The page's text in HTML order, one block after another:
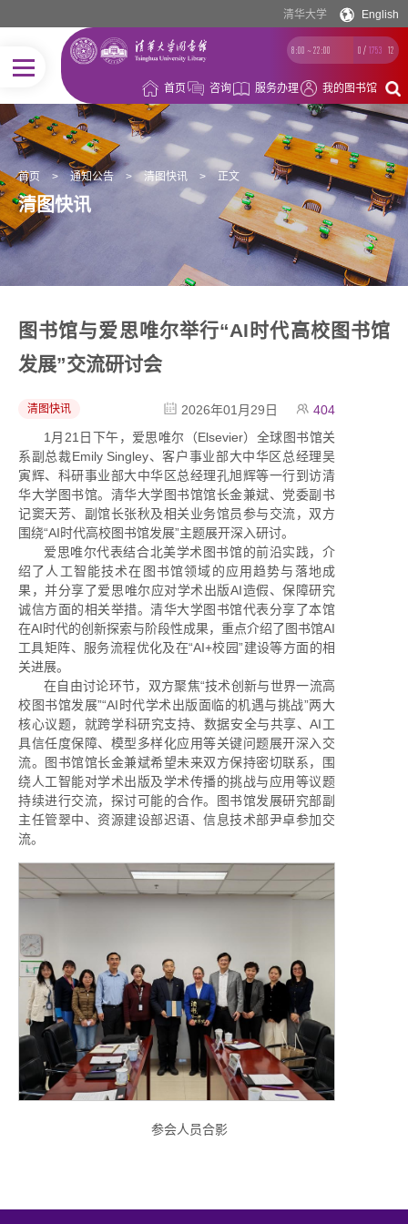
清华大学 English
8:00 ~ 22:00 0 / 1753 12
首页 咨询 服务办理 我的图书馆
首页 > 通知公告 > 清图快讯 > 正文
清图快讯
图书馆与爱思唯尔举行“AI时代高校图书馆
发展”交流研讨会
清图快讯 404
2026年01月29日
1月21日下午，爱思唯尔（Elsevier）全球图书馆关
系副总裁Emily Singley、客户事业部大中华区总经理吴
寅辉、科研事业部大中华区总经理孔旭辉等一行到访清
华大学图书馆。清华大学图书馆馆长金兼斌、党委副书
记窦天芳、副馆长张秋及相关业务馆员参与交流，双方
围绕“AI时代高校图书馆发展”主题展开深入研讨。
爱思唯尔代表结合北美学术图书馆的前沿实践，介
绍了人工智能技术在图书馆领域的应用趋势与落地成
果，并分享了爱思唯尔应对学术出版AI造假、保障研究
诚信方面的相关举措。清华大学图书馆代表分享了本馆
在AI时代的创新探索与阶段性成果，重点介绍了图书馆AI
工具矩阵、服务流程优化及在“AI+校园”建设等方面的相
关进展。
在自由讨论环节，双方聚焦“技术创新与世界一流高
校图书馆发展”“AI时代学术出版面临的机遇与挑战”两大
核心议题，就跨学科研究支持、数据安全与共享、AI工
具信任度保障、模型多样化应用等关键问题展开深入交
流。图书馆馆长金兼斌希望未来双方保持密切联系，围
绕人工智能对学术出版及学术传播的挑战与应用等议题
持续进行交流，探讨可能的合作。图书馆发展研究部副
主任管翠中、资源建设部迟语、信息技术部尹卓参加交
流。
参会人员合影